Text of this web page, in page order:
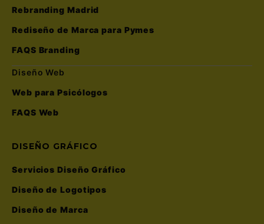
Rebranding Madrid
Rediseño de Marca para Pymes
FAQS Branding
Diseño Web
Web para Psicólogos
FAQS Web
DISEÑO GRÁFICO
Servicios Diseño Gráfico
Diseño de Logotipos
Diseño de Marca